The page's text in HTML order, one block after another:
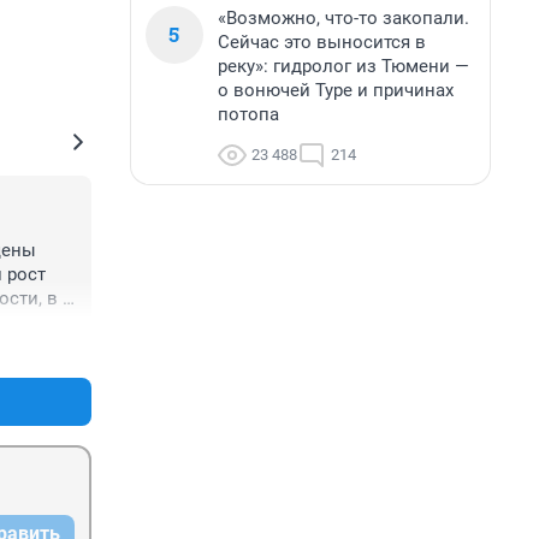
рост
в
они
5
«Возможно, что-то закопали.
Сейчас это выносится в
реку»: гидролог из Тюмени —
о вонючей Туре и причинах
потопа
23 488 214